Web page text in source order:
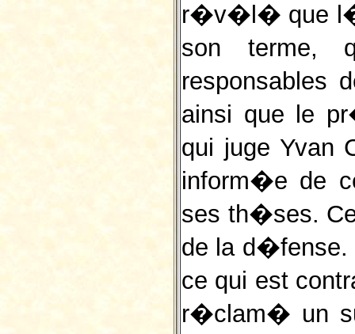
r�v�l� que
son terme,
responsables
ainsi que le
qui juge
inform�e de
ses th�ses.
de la
ce qui est
r�clam� un